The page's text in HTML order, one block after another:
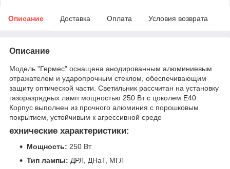
Описание Доставка Оплата Условия возврата
Описание
Модель "Гермес" оснащена анодированным алюминиевым
отражателем и ударопрочным стеклом, обеспечивающим
защиту оптической части. Светильник рассчитан на установку
газоразрядных ламп мощностью 250 Вт с цоколем Е40.
Корпус выполнен из прочного алюминия с порошковым
покрытием, устойчивым к агрессивной среде
ехнические характеристики:
Мощность: 250 Вт
Тип лампы: ДРЛ, ДНаТ, МГЛ